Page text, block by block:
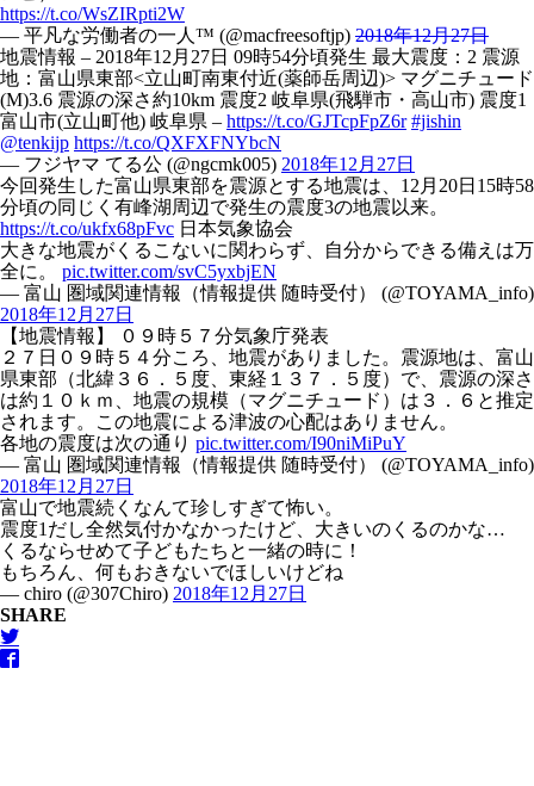
https://t.co/WsZIRpti2W
— 平凡な労働者の一人™ (@macfreesoftjp) 2018年12月27日
地震情報 – 2018年12月27日 09時54分頃発生 最大震度：2 震源
地：富山県東部<立山町南東付近(薬師岳周辺)> マグニチュード
(M)3.6 震源の深さ約10km 震度2 岐阜県(飛騨市・高山市) 震度1
富山市(立山町他) 岐阜県 – https://t.co/GJTcpFpZ6r #jishin
@tenkijp https://t.co/QXFXFNYbcN
— フジヤマ てる公 (@ngcmk005) 2018年12月27日
今回発生した富山県東部を震源とする地震は、12月20日15時58
分頃の同じく有峰湖周辺で発生の震度3の地震以来。
https://t.co/ukfx68pFvc 日本気象協会
大きな地震がくるこないに関わらず、自分からできる備えは万
全に。 pic.twitter.com/svC5yxbjEN
— 富山 圏域関連情報（情報提供 随時受付） (@TOYAMA_info)
2018年12月27日
【地震情報】 ０９時５７分気象庁発表
２７日０９時５４分ころ、地震がありました。震源地は、富山
県東部（北緯３６．５度、東経１３７．５度）で、震源の深さ
は約１０ｋｍ、地震の規模（マグニチュード）は３．６と推定
されます。この地震による津波の心配はありません。
各地の震度は次の通り pic.twitter.com/I90niMiPuY
— 富山 圏域関連情報（情報提供 随時受付） (@TOYAMA_info)
2018年12月27日
富山で地震続くなんて珍しすぎて怖い。
震度1だし全然気付かなかったけど、大きいのくるのかな…
くるならせめて子どもたちと一緒の時に！
もちろん、何もおきないでほしいけどね
— chiro (@307Chiro) 2018年12月27日
SHARE